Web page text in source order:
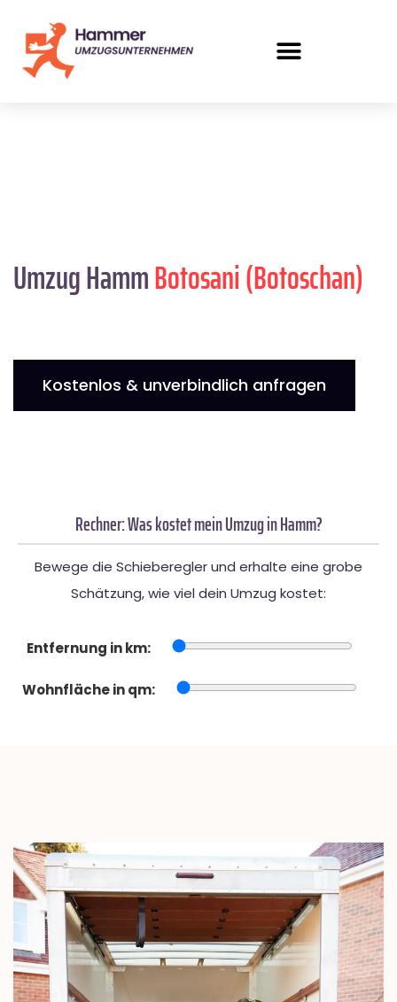
Umzug HammBotosani (Botoschan)
Kostenlos & unverbindlich anfragen
Rechner: Was kostet mein Umzug in Hamm?
Bewege die Schieberegler und erhalte eine grobe
Schätzung, wie viel dein Umzug kostet:
Entfernung in km:
Wohnfläche in qm: